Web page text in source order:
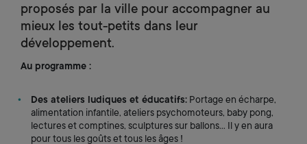
proposés par la ville pour accompagner au
mieux les tout-petits dans leur
développement.
Au programme :
Des ateliers ludiques et éducatifs: Portage en écharpe,
alimentation infantile, ateliers psychomoteurs, baby pong,
lectures et comptines, sculptures sur ballons... Il y en aura
pour tous les goûts et tous les âges !